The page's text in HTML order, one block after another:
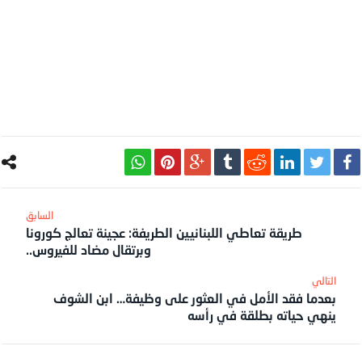
طريقة تعاطي اللبنانيين الطريفة: عجينة تعالج كورونا
وبرتقال مضاد للفيروس..
‎التالي
بعدما فقد الأمل في العثور على وظيفة… ابن الشوف
ينهي حياته بطلقة في رأسه